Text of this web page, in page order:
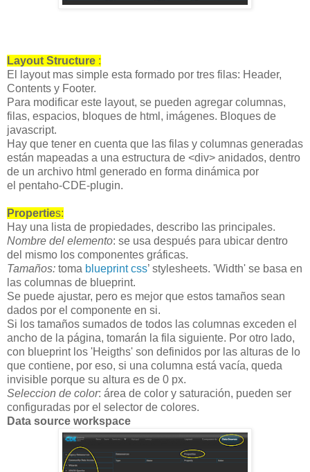
Layout Structure :
El layout mas simple esta formado por tres filas: Header,
Contents y Footer.
Para modificar este layout, se pueden agregar columnas,
filas, espacios, bloques de html, imágenes. Bloques de
javascript.
Hay que tener en cuenta que las filas y columnas generadas
están mapeadas a una estructura de <div> anidados, dentro
de un archivo html generado en forma dinámica por
el pentaho-CDE-plugin.
Properties:
Hay una lista de propiedades, describo las principales.
Nombre del elemento: se usa después para ubicar dentro
del mismo los componentes gráficas.
Tamaños: toma blueprint css’ stylesheets. 'Width' se basa en
las columnas de blueprint.
Se puede ajustar, pero es mejor que estos tamaños sean
dados por el componente en si.
Si los tamaños sumados de todos las columnas exceden el
ancho de la página, tomarán la fila siguiente. Por otro lado,
con blueprint los 'Heigths' son definidos por las alturas de lo
que contiene, por eso, si una columna está vacía, queda
invisible porque su altura es de 0 px.
Seleccion de color: área de color y saturación, pueden ser
configuradas por el selector de colores.
Data source workspace